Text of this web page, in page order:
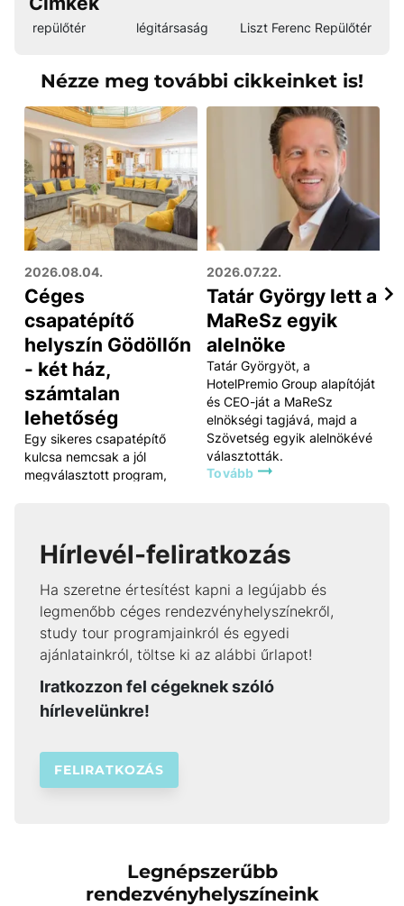
repülőtér légitársaság Liszt Ferenc Repülőtér
Nézze meg további cikkeinket is!
2026.08.04.
Céges
csapatépítő
helyszín Gödöllőn
- két ház,
számtalan
lehetőség
Egy sikeres csapatépítő
kulcsa nemcsak a jól
megválasztott program,
rendezvényhelyszín várja a
cégeket: a Malomtó Kúria és
a Partyház Gödöllő, amelyek
különböző létszámú
csapatok számára kínálnak
ideális megoldást.
Tovább
2026.07.22.
Tatár György lett a
MaReSz egyik
alelnöke
Tatár Györgyöt, a
HotelPremio Group alapítóját
és CEO-ját a MaReSz
elnökségi tagjává, majd a
Szövetség egyik alelnökévé
választották.
Tovább
199Hírlevél-feliratkozás
Ha szeretne értesítést kapni a legújabb és
legmenőbb céges rendezvényhelyszínekről,
study tour programjainkról és egyedi
ajánlatainkról, töltse ki az alábbi űrlapot!
Iratkozzon fel cégeknek szóló
hírlevelünkre!
FELIRATKOZÁS
Legnépszerűbb
rendezvényhelyszíneink